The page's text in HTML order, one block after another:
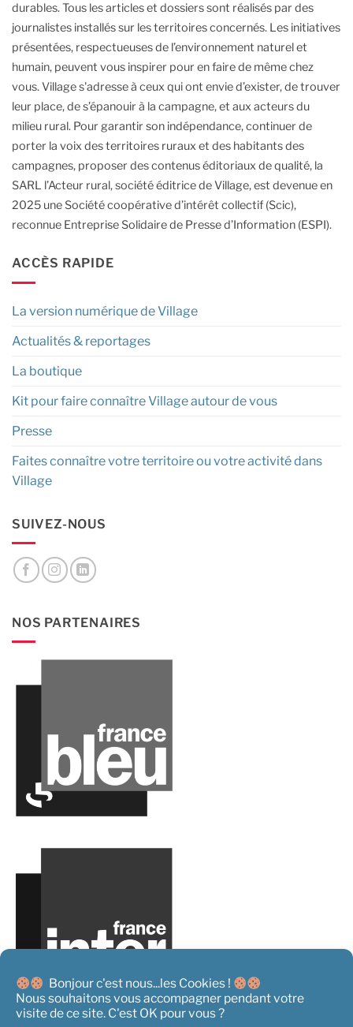
Bonjour c'est nous...les Cookies !
Nous souhaitons vous accompagner pendant votre
visite de ce site. C'est OK pour vous ?
durables.Tous les articles et dossiers sont réalisés par des
journalistes installés sur les territoires concernés. Les initiatives
présentées, respectueuses de l’environnement naturel et
humain, peuvent vous inspirer pour en faire de même chez
vous.Village s'adresse à ceux qui ont envie d’exister, de trouver
leur place, de s’épanouir à la campagne, et aux acteurs du
milieu rural. Pour garantir son indépendance, continuer de
porter la voix des territoires ruraux et des habitants des
campagnes, proposer des contenus éditoriaux de qualité, la
SARL l’Acteur rural, société éditrice de Village, est devenue en
2025 une Société coopérative d’intérêt collectif (Scic),
reconnue Entreprise Solidaire de Presse d’Information (ESPI).
ACCÈS RAPIDE
La version numérique de Village
Actualités & reportages
La boutique
Kit pour faire connaître Village autour de vous
Presse
Faites connaître votre territoire ou votre activité dans
Village
SUIVEZ-NOUS
NOS PARTENAIRES